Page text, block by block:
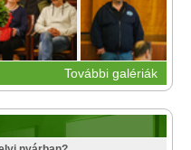
További galériák